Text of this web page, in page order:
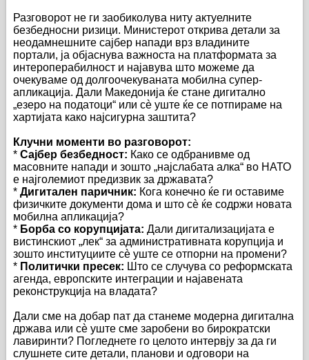
Разговорот не ги заобиколува ниту актуелните
безбедносни ризици. Министерот открива детали за
неодамнешните сајбер напади врз владините
портали, ја објаснува важноста на платформата за
интероперабилност и најавува што можеме да
очекуваме од долгоочекуваната мобилна супер-
апликација. Дали Македонија ќе стане дигитално
„езеро на податоци“ или сè уште ќе се потпираме на
хартијата како најсигурна заштита?
Клучни моменти во разговорот:
* Сајбер безбедност: Како се одбранивме од
масовните напади и зошто „најслабата алка“ во НАТО
е најголемиот предизвик за државата?
* Дигитален паричник: Кога конечно ќе ги оставиме
физичките документи дома и што сè ќе содржи новата
мобилна апликација?
* Борба со корупцијата: Дали дигитализацијата е
вистинскиот „лек“ за административната корупција и
зошто институциите сè уште се отпорни на промени?
* Политички пресек: Што се случува со реформската
агенда, европските интеграции и најавената
реконструкција на владата?
Дали сме на добар пат да станеме модерна дигитална
држава или сè уште сме заробени во бирократски
лавиринти? Погледнете го целото интервју за да ги
слушнете сите детали, планови и одговори на